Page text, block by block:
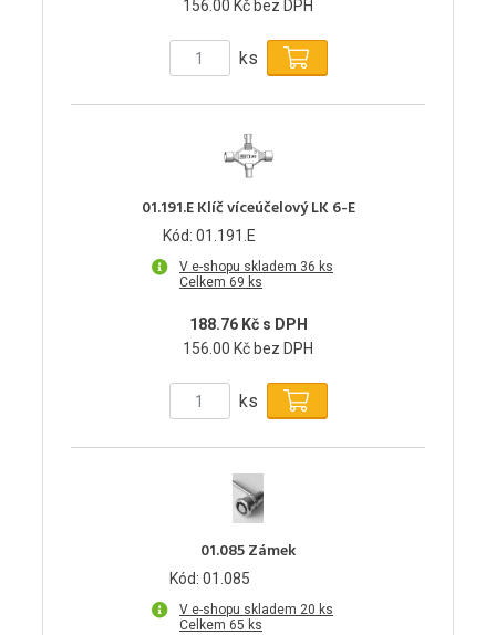
156.00 Kč bez DPH
ks
01.191.E Klíč víceúčelový LK 6-E
Kód: 01.191.E
V e-shopu skladem 36 ks
Celkem 69 ks
188.76 Kč s DPH
156.00 Kč bez DPH
ks
01.085 Zámek
Kód: 01.085
V e-shopu skladem 20 ks
Celkem 65 ks